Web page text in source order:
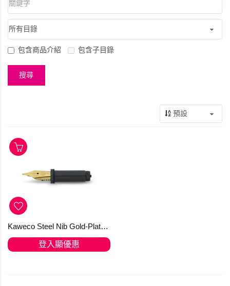
包含商品介紹 包含子目錄
Kaweco Steel Nib Gold-Plated 190 Insert with Thread for PISTON FILLER
登入顯優惠